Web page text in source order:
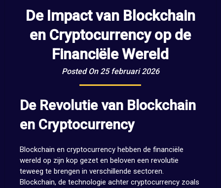
De Impact van Blockchain
en Cryptocurrency op de
Financiële Wereld
Posted On 25 februari 2026
De Revolutie van Blockchain
en Cryptocurrency
Blockchain en cryptocurrency hebben de financiële
wereld op zijn kop gezet en beloven een revolutie
teweeg te brengen in verschillende sectoren.
Blockchain, de technologie achter cryptocurrency zoals